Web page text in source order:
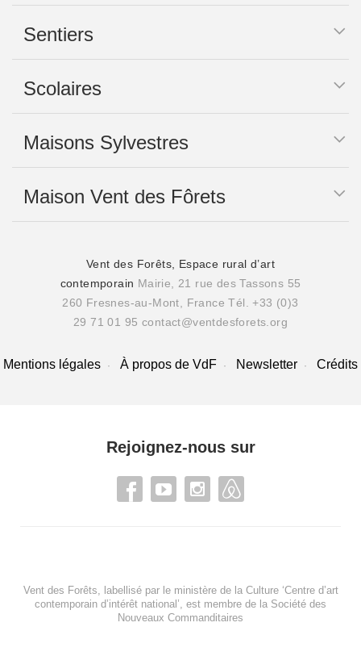
Sentiers
Scolaires
Maisons Sylvestres
Maison Vent des Fôrets
Vent des Forêts, Espace rural d’art
contemporain Mairie, 21 rue des Tassons 55
260 Fresnes-au-Mont, France Tél. +33 (0)3
29 71 01 95 contact@ventdesforets.org
Mentions légales À propos de VdF Newsletter Crédits
Rejoignez-nous sur
Vent des Forêts, labellisé par le ministère de la Culture ‘Centre d’art
contemporain d’intérêt national’, est membre de la Société des
Nouveaux Commanditaires